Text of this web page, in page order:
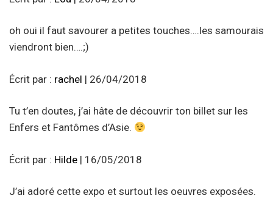
oh oui il faut savourer a petites touches….les samourais
viendront bien….;)
Écrit par : rachel | 26/04/2018
Tu t’en doutes, j’ai hâte de découvrir ton billet sur les
Enfers et Fantômes d’Asie.
Écrit par : Hilde | 16/05/2018
J’ai adoré cette expo et surtout les oeuvres exposées.